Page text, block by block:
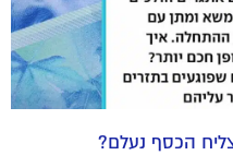
הכסף נעלם?